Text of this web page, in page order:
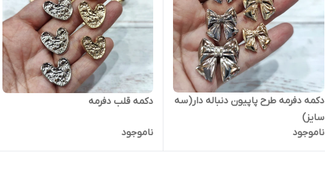
دکمه دفرمه طرح پاپیون دنباله دار(سه
سایز)
ناموجود
دکمه قلب دفرمه
ناموجود